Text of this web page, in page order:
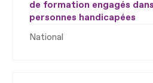
de formation engagés
personnes handicapées
National